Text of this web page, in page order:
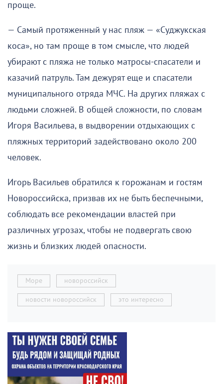
проще.
— Самый протяженный у нас пляж — «Суджукская
коса», но там проще в том смысле, что людей
убирают с пляжа не только матросы-спасатели и
казачий патруль. Там дежурят еще и спасатели
муниципального отряда МЧС. На других пляжах с
людьми сложней. В общей сложности, по словам
Игоря Васильева, в выдворении отдыхающих с
пляжных территорий задействовано около 200
человек.
Игорь Васильев обратился к горожанам и гостям
Новороссийска, призвав их не быть беспечными,
соблюдать все рекомендации властей при
различных угрозах, чтобы не подвергать свою
жизнь и близких людей опасности.
Море новороссийск
новости новороссийск это интересно